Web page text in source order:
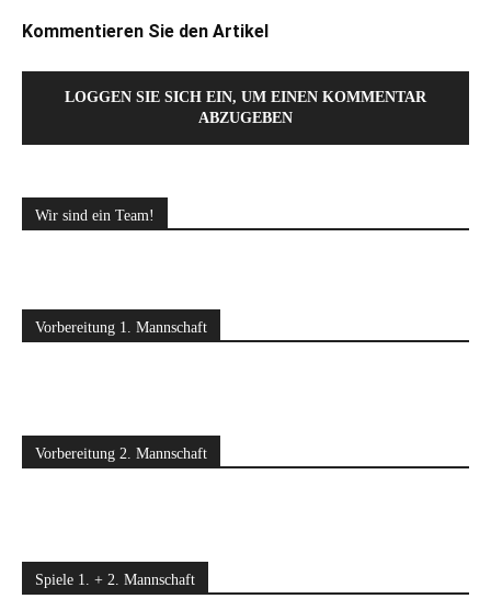
Kommentieren Sie den Artikel
LOGGEN SIE SICH EIN, UM EINEN KOMMENTAR
ABZUGEBEN
Wir sind ein Team!
Vorbereitung 1. Mannschaft
Vorbereitung 2. Mannschaft
Spiele 1. + 2. Mannschaft